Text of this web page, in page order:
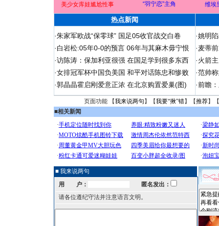
美少女库娃尴尬性事 “羽宁恋”主角 维埃
热点新闻
·朱家军欧战“保零球” 国足05收官战交白卷
·白岩松:05年0-0的预言 06年与其麻木毋宁恨
·访陈涛：保加利亚很强 在国足学到很多东西
·女排冠军杯中国负美国 和平对话陈忠和惨败
·郭晶晶霍启刚爱意正浓 在北京购置爱巢(图)
·姚明
·麦蒂
·火箭
·范帅
·前瞻
页面功能 【我来说两句 】【我要“揪”错】【推荐】
■相关新闻
■ 我来说两句
用 户：
匿名发出：
请各位遵纪守法并注意语言文明。